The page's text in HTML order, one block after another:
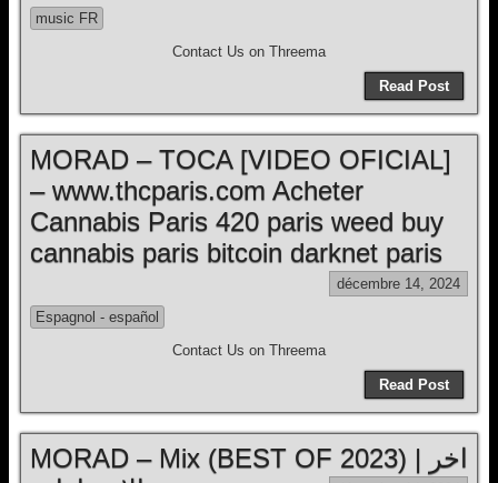
music FR
Contact Us on Threema
Read Post
MORAD – TOCA [VIDEO OFICIAL]
– www.thcparis.com Acheter
Cannabis Paris 420 paris weed buy
cannabis paris bitcoin darknet paris
décembre 14, 2024
Espagnol - español
Contact Us on Threema
Read Post
MORAD – Mix (BEST OF 2023) | اخر